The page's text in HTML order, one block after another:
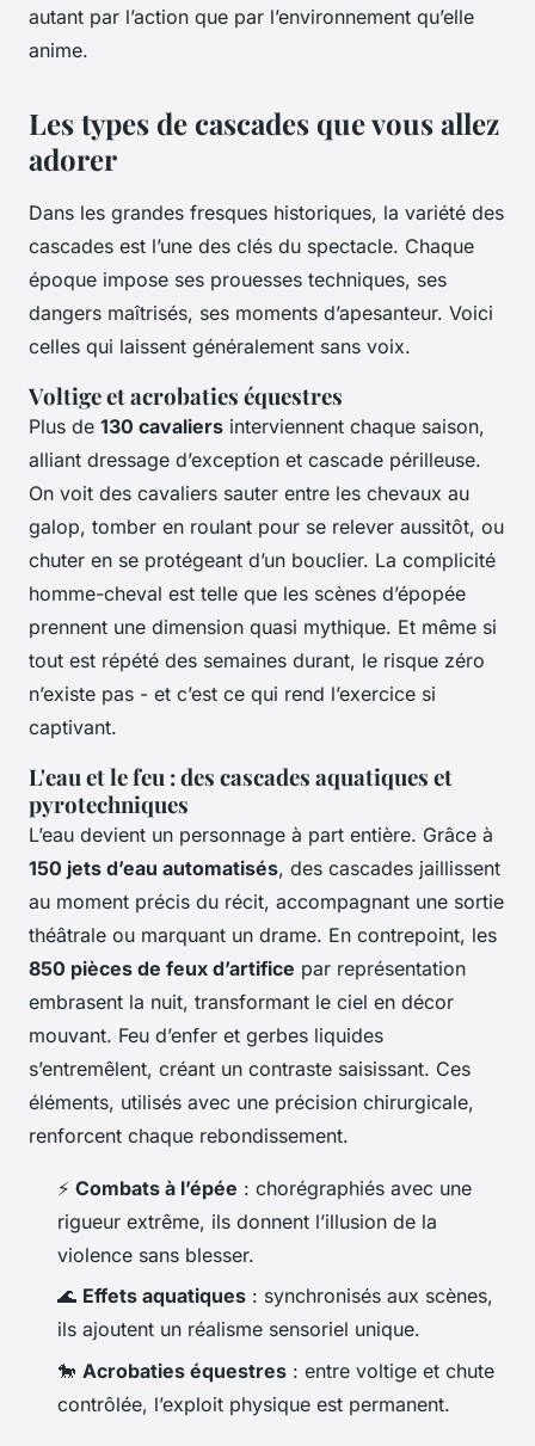
autant par l’action que par l’environnement qu’elle
anime.
Les types de cascades que vous allez
adorer
Dans les grandes fresques historiques, la variété des
cascades est l’une des clés du spectacle. Chaque
époque impose ses prouesses techniques, ses
dangers maîtrisés, ses moments d’apesanteur. Voici
celles qui laissent généralement sans voix.
Voltige et acrobaties équestres
Plus de 130 cavaliers interviennent chaque saison,
alliant dressage d’exception et cascade périlleuse.
On voit des cavaliers sauter entre les chevaux au
galop, tomber en roulant pour se relever aussitôt, ou
chuter en se protégeant d’un bouclier. La complicité
homme-cheval est telle que les scènes d’épopée
prennent une dimension quasi mythique. Et même si
tout est répété des semaines durant, le risque zéro
n’existe pas - et c’est ce qui rend l’exercice si
captivant.
L'eau et le feu : des cascades aquatiques et
pyrotechniques
L’eau devient un personnage à part entière. Grâce à
150 jets d’eau automatisés, des cascades jaillissent
au moment précis du récit, accompagnant une sortie
théâtrale ou marquant un drame. En contrepoint, les
850 pièces de feux d’artifice par représentation
embrasent la nuit, transformant le ciel en décor
mouvant. Feu d’enfer et gerbes liquides
s’entremêlent, créant un contraste saisissant. Ces
éléments, utilisés avec une précision chirurgicale,
renforcent chaque rebondissement.
⚡ Combats à l’épée : chorégraphiés avec une
rigueur extrême, ils donnent l’illusion de la
violence sans blesser.
🌊 Effets aquatiques : synchronisés aux scènes,
ils ajoutent un réalisme sensoriel unique.
🐎 Acrobaties équestres : entre voltige et chute
contrôlée, l’exploit physique est permanent.